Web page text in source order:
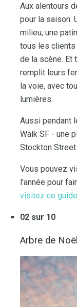
Aux alentours
pour la saison.
milieu; une
tous les clients
de la scène. Et
remplit leurs
la voie, avec
lumières.
Aussi pendant
Walk SF - une
Stockton
Vous pouvez
l'année pour
visitez ce
02 sur 10
Arbre de